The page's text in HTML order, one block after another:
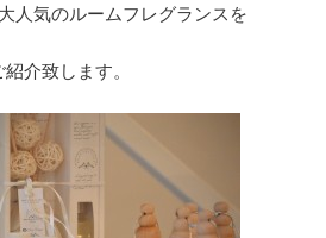
人気のルームフレグランスを
紹介致します。